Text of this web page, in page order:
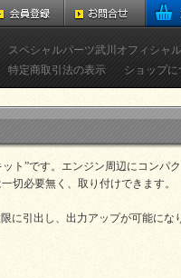
スペシャルパーツ武川オフィシャ
特定商取引法の表示
ショップに
ト”です。エンジン周辺にコンパ
切必要無く、取り付けできます。
に引出し、出力アップが可能にな